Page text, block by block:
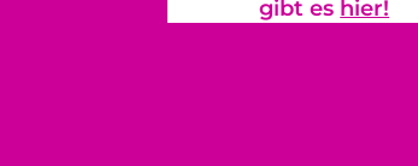
gibt es hier!